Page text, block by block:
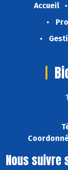
Accueil
Nous suivre